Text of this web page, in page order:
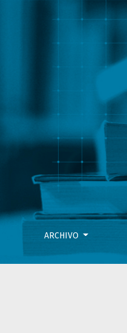
ARCHIVO